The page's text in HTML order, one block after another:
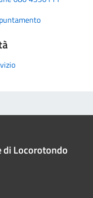
di Locorotondo